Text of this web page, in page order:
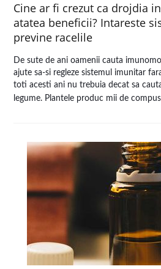
Cine ar fi crezut ca drojdia
atatea beneficii? Intareste
previne racelile
De sute de ani oamenii cauta
ajute sa-si regleze sistemul imunitar
toti acesti ani nu trebuia decat sa
legume. Plantele produc mii de